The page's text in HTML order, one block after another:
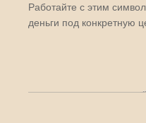
Работайте с этим
деньги под конкретную